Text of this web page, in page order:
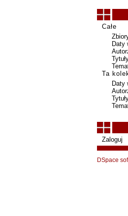
Całe
Daty
Ta
Daty
Zaloguj
DSpace